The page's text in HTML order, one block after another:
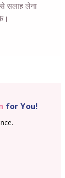
सलाह लेना
for You!